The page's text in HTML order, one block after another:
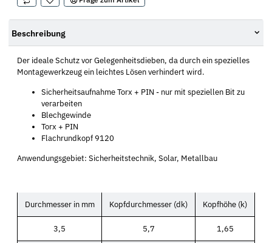
Beschreibung
Der ideale Schutz vor Gelegenheitsdieben, da durch ein spezielles
Montagewerkzeug ein leichtes Lösen verhindert wird.
Sicherheitsaufnahme Torx + PIN - nur mit speziellen Bit zu
verarbeiten
Blechgewinde
Torx + PIN
Flachrundkopf 9120
Anwendungsgebiet: Sicherheitstechnik, Solar, Metallbau
Durchmesser in mm Kopfdurchmesser (dk) Kopfhöhe (k)
3,5 5,7 1,65